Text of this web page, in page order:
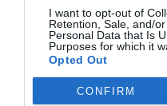
I want to opt-out of
Retention, Sale, and/
Personal Data that Is
Purposes for which it
Opted Out
CONFIRM